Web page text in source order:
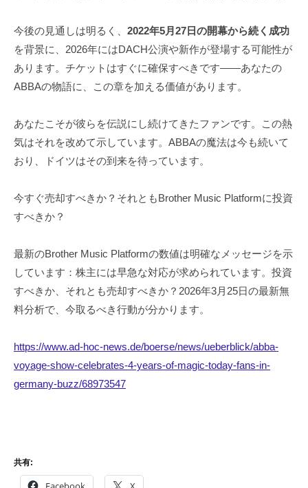
今後の見通しは明るく、 2022年5月27日の開幕から続く成功
を背景に、2026年にはDACH公演や新作が登場する可能性が
あります。チケットはすぐに確保すべきです――あなたの
ABBAの物語に、この章を加える価値があります。
あなたこそが彼らを伝説にし続けてきたファンです。この熱
気はそれを改めて示しています。ABBAの魔法は今も続いて
おり、ドイツはその到来を待っています。
今すぐ売却すべきか？それともBrother Music Platformに投資
すべきか？
最新のBrother Music Platformの数値は明確なメッセージを示
しています：株主には早急な対応が求められています。投資
すべきか、それとも売却すべきか？2026年3月25日の最新無
料分析で、今取るべき行動が分かります。
https://www.ad-hoc-news.de/boerse/news/ueberblick/abba-
voyage-show-celebrates-4-years-of-magic-today-fans-in-
germany-buzz/68973547
共有: